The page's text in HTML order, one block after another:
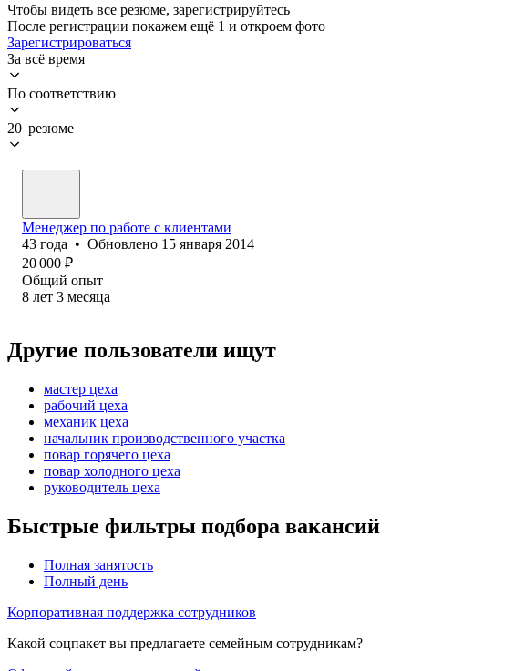
Чтобы видеть все резюме, зарегистрируйтесь
После регистрации покажем ещё 1 и откроем фото
Зарегистрироваться
За всё время
По соответствию
20 резюме
Менеджер по работе с клиентами
43 года • Обновлено 15 января 2014
20 000 ₽
Общий опыт
8 лет 3 месяца
Другие пользователи ищут
мастер цеха
рабочий цеха
механик цеха
начальник производственного участка
повар горячего цеха
повар холодного цеха
руководитель цеха
Быстрые фильтры подбора вакансий
Полная занятость
Полный день
Корпоративная поддержка сотрудников
Какой соцпакет вы предлагаете семейным сотрудникам?